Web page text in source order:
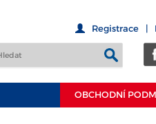
Registrace |
OBCHODNÍ